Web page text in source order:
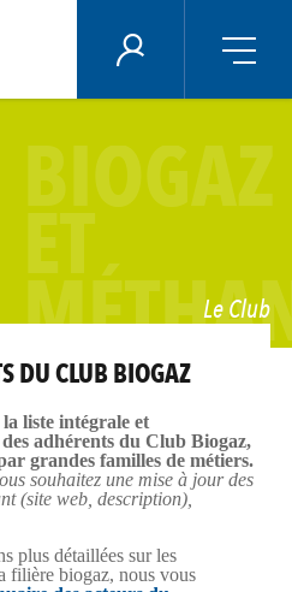
ÉNERGIE PLUS
BIOGAZ
ET
Le Club
DU CLUB BIOGAZ
liste intégrale et
adhérents du Club Biogaz,
grandes familles de métiers.
souhaitez une mise à jour des
(site web, description),
plus détaillées sur les
filière biogaz, nous vous